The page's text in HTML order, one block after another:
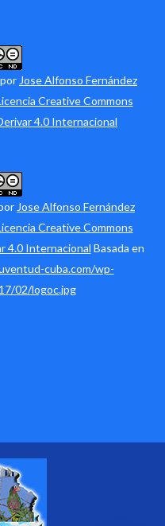
Jose Alfonso Fernández
Creative Commons
4.0 Internacional
Jose Alfonso Fernández
Creative Commons
4.0 Internacional Basada en
cuba.com/wp-
02/logoc.jpg